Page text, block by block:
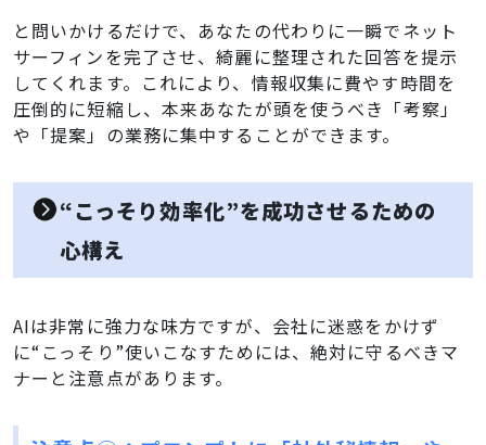
と問いかけるだけで、あなたの代わりに一瞬でネット
サーフィンを完了させ、綺麗に整理された回答を提示
してくれます。これにより、情報収集に費やす時間を
圧倒的に短縮し、本来あなたが頭を使うべき「考察」
や「提案」の業務に集中することができます。
“こっそり効率化”を成功させるための
心構え
AIは非常に強力な味方ですが、会社に迷惑をかけず
に“こっそり”使いこなすためには、絶対に守るべきマ
ナーと注意点があります。